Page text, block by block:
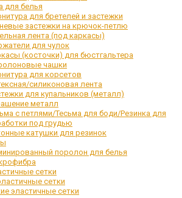
для белья
для бретелей и застежки
застежки на крючок-петлю
лента (под каркасы)
для чулок
(косточки) для бюстгальтера
чашки
для корсетов
силиконовая лента
для купальников (металл)
металл
с петлями/Тесьма для боди/Резинка для
под грудью
катушки для резинок
поролон для белья
сетки
сетки
эластичные сетки